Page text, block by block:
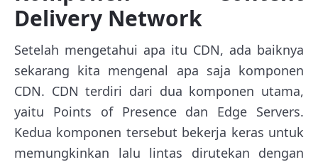
Delivery Network
Setelah mengetahui apa itu CDN, ada baiknya
sekarang kita mengenal apa saja komponen
CDN. CDN terdiri dari dua komponen utama,
yaitu Points of Presence dan Edge Servers.
Kedua komponen tersebut bekerja keras untuk
memungkinkan lalu lintas dirutekan dengan